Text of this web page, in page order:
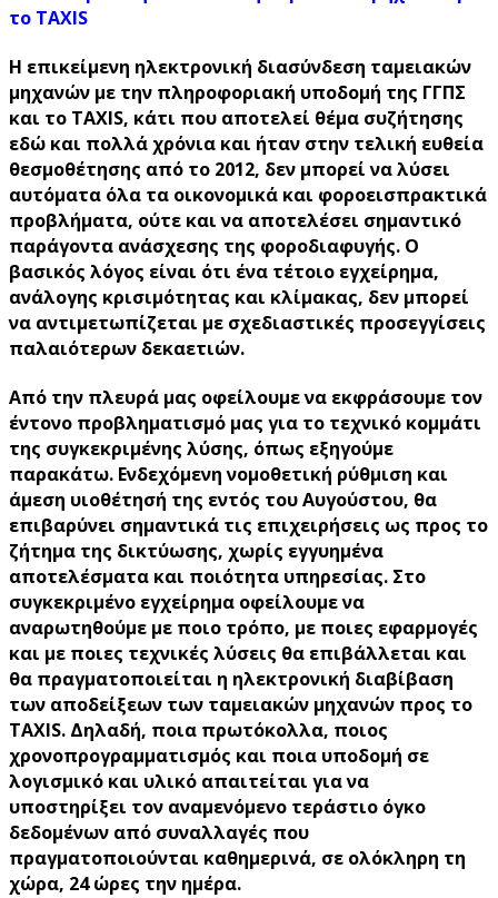
το TAXIS
Η επικείμενη ηλεκτρονική διασύνδεση ταμειακών
μηχανών με την πληροφοριακή υποδομή της ΓΓΠΣ
και το TAXIS, κάτι που αποτελεί θέμα συζήτησης
εδώ και πολλά χρόνια και ήταν στην τελική ευθεία
θεσμοθέτησης από το 2012, δεν μπορεί να λύσει
αυτόματα όλα τα οικονομικά και φοροεισπρακτικά
προβλήματα, ούτε και να αποτελέσει σημαντικό
παράγοντα ανάσχεσης της φοροδιαφυγής. Ο
βασικός λόγος είναι ότι ένα τέτοιο εγχείρημα,
ανάλογης κρισιμότητας και κλίμακας, δεν μπορεί
να αντιμετωπίζεται με σχεδιαστικές προσεγγίσεις
παλαιότερων δεκαετιών.
Από την πλευρά μας οφείλουμε να εκφράσουμε τον
έντονο προβληματισμό μας για το τεχνικό κομμάτι
της συγκεκριμένης λύσης, όπως εξηγούμε
παρακάτω. Ενδεχόμενη νομοθετική ρύθμιση και
άμεση υιοθέτησή της εντός του Αυγούστου, θα
επιβαρύνει σημαντικά τις επιχειρήσεις ως προς το
ζήτημα της δικτύωσης, χωρίς εγγυημένα
αποτελέσματα και ποιότητα υπηρεσίας. Στο
συγκεκριμένο εγχείρημα οφείλουμε να
αναρωτηθούμε με ποιο τρόπο, με ποιες εφαρμογές
και με ποιες τεχνικές λύσεις θα επιβάλλεται και
θα πραγματοποιείται η ηλεκτρονική διαβίβαση
των αποδείξεων των ταμειακών μηχανών προς το
TAXIS. Δηλαδή, ποια πρωτόκολλα, ποιος
χρονοπρογραμματισμός και ποια υποδομή σε
λογισμικό και υλικό απαιτείται για να
υποστηρίξει τον αναμενόμενο τεράστιο όγκο
δεδομένων από συναλλαγές που
πραγματοποιούνται καθημερινά, σε ολόκληρη τη
χώρα, 24 ώρες την ημέρα.